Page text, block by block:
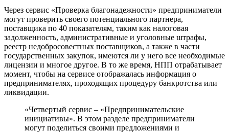
Через сервис «Проверка благонадежности» предприниматели
могут проверить своего потенциального партнера,
поставщика по 40 показателям, таким как налоговая
задолженность, административные и уголовные штрафы,
реестр недобросовестных поставщиков, а также в части
государственных закупок, имеются ли у него все необходимые
лицензии и многое другое. В то же время, НПП отрабатывает
момент, чтобы на сервисе отображалась информация о
предпринимателях, проходящих процедуру банкротства или
ликвидации.
«Четвертый сервис – «Предпринимательские
инициативы». В этом разделе предприниматели
могут поделиться своими предложениями и